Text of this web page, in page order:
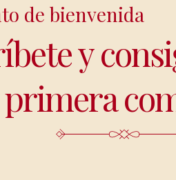
de bienvenida
y